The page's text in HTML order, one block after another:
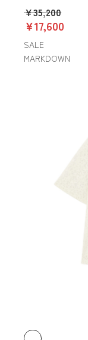
￥35,200
￥17,600
SALE
MARKDOWN